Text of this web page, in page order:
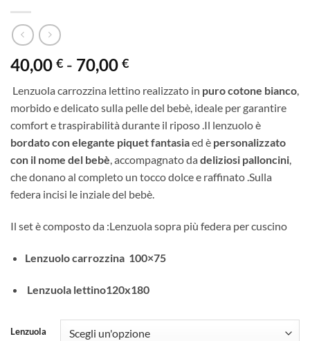
40,00 € - 70,00 €Fascia
prezzo:
da
40,00 €
a
70,00 €
Lenzuola carrozzina lettino realizzato in puro cotone bianco,
morbido e delicato sulla pelle del bebè, ideale per garantire
comfort e traspirabilità durante il riposo .Il lenzuolo è
bordato con elegante piquet fantasiaed è personalizzato
con il nome del bebè, accompagnato da deliziosi palloncini,
che donano al completo un tocco dolce e raffinato .Sulla
federa incisi le inziale del bebè.
Il set è composto da :Lenzuola sopra più federa per cuscino
Lenzuolo carrozzina100×75
Lenzuola lettino120x180
Lenzuola
Alternative: